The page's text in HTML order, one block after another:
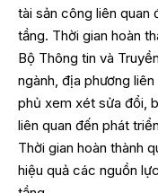
tài sản công liên quan
tầng. Thời gian hoàn
Bộ Thông tin và
ngành, địa phương
phủ xem xét sửa đổi,
liên quan đến phát
Thời gian hoàn thành
hiệu quả các nguồn